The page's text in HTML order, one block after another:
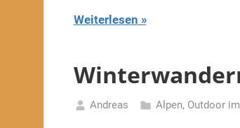
Weiterlesen
Andreas Alpen, Outdoor